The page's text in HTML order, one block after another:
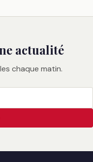
actualité
chaque matin.